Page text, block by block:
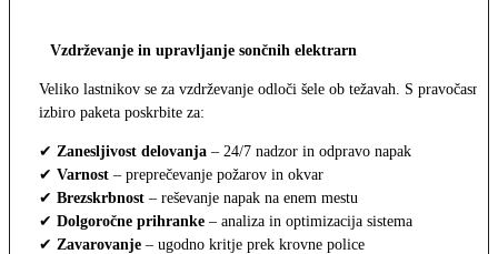
Vzdrževanje in upravljanje sončnih elektrarn
Veliko lastnikov se za vzdrževanje odloči šele ob težavah. S pravočasno
izbiro paketa poskrbite za:
✔ Zanesljivost delovanja – 24/7 nadzor in odpravo napak
✔ Varnost – preprečevanje požarov in okvar
✔ Brezskrbnost – reševanje napak na enem mestu
✔ Dolgoročne prihranke – analiza in optimizacija sistema
✔ Zavarovanje – ugodno kritje prek krovne police